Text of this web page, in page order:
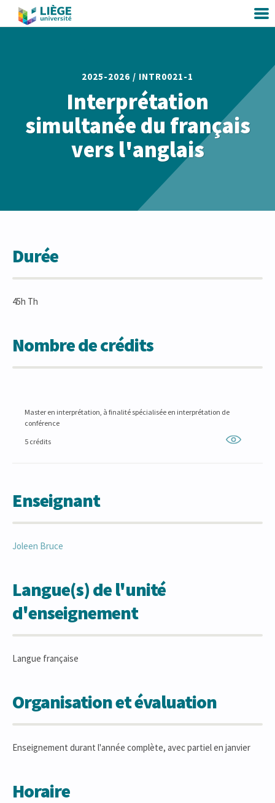
2025-2026 / INTR0021-1
Interprétation
simultanée du français
vers l'anglais
Durée
45h Th
Nombre de crédits
Master en interprétation, à finalité spécialisée en interprétation de
conférence
5 crédits
Enseignant
Joleen Bruce
Langue(s) de l'unité
d'enseignement
Langue française
Organisation et évaluation
Enseignement durant l'année complète, avec partiel en janvier
Horaire